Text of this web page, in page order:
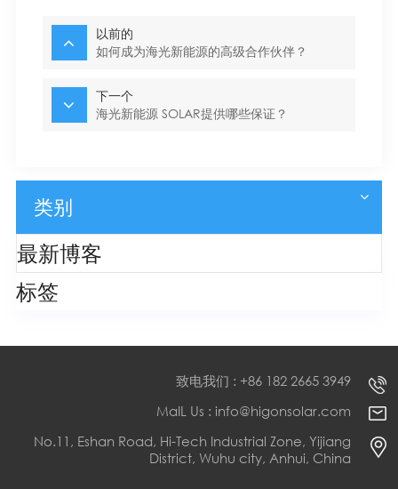
以前的
如何成为海光新能源的高级合作伙伴？
下一个
海光新能源 SOLAR提供哪些保证？
类别
最新博客
标签
致电我们 : +86 182 2665 3949
MaIL Us : info@higonsolar.com
No.11, Eshan Road, Hi-Tech Industrial Zone, Yijiang
District, Wuhu city, Anhui, China